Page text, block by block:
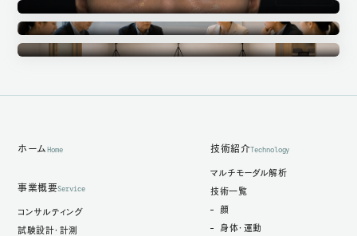
アノテーション事業
ホーム Home
事業概要Service
コンサルティング
試験設計・計測
技術紹介Technology
マルチモーダル解析
技術一覧
顔
身体・運動